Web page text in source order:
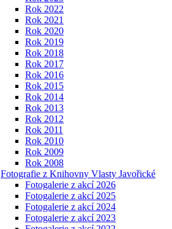
Rok 2022
Rok 2021
Rok 2020
Rok 2019
Rok 2018
Rok 2017
Rok 2016
Rok 2015
Rok 2014
Rok 2013
Rok 2012
Rok 2011
Rok 2010
Rok 2009
Rok 2008
Fotografie z Knihovny Vlasty Javořické
Fotogalerie z akcí 2026
Fotogalerie z akcí 2025
Fotogalerie z akcí 2024
Fotogalerie z akcí 2023